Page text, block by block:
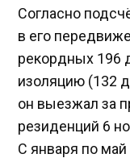
Согласно
в его
рекордных 196
изоляцию (132
он выезжал за
резиденций 6
С января по май